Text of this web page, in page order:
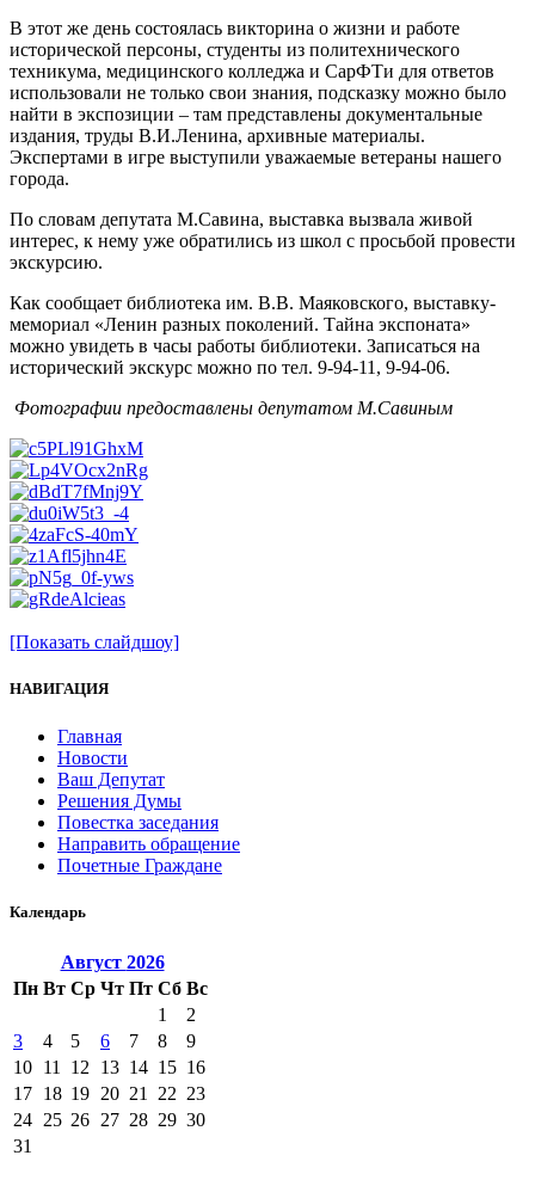
В этот же день состоялась викторина о жизни и работе
исторической персоны, студенты из политехнического
техникума, медицинского колледжа и СарФТи для ответов
использовали не только свои знания, подсказку можно было
найти в экспозиции – там представлены документальные
издания, труды В.И.Ленина, архивные материалы.
Экспертами в игре выступили уважаемые ветераны нашего
города.
По словам депутата М.Савина, выставка вызвала живой
интерес, к нему уже обратились из школ с просьбой провести
экскурсию.
Как сообщает библиотека им. В.В. Маяковского, выставку-
мемориал «Ленин разных поколений. Тайна экспоната»
можно увидеть в часы работы библиотеки. Записаться на
исторический экскурс можно по тел. 9-94-11, 9-94-06.
Фотографии предоставлены депутатом М.Савиным
[Показать слайдшоу]
НАВИГАЦИЯ
Главная
Новости
Ваш Депутат
Решения Думы
Повестка заседания
Направить обращение
Почетные Граждане
Календарь
Август 2026
Пн Вт Ср Чт Пт Сб Вс
1
2
3
4 5 6 7 8
9
10 11 12 13 14 15 16
17 18 19 20 21 22 23
24 25 26 27 28 29 30
31